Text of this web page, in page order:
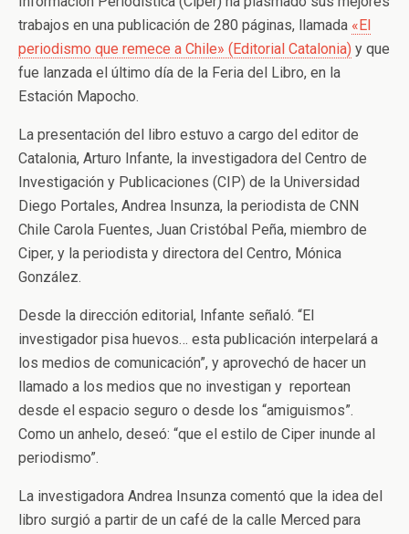
trabajos en una publicación de 280 páginas, llamada «El
periodismo que remece a Chile» (Editorial Catalonia) y que
fue lanzada el último día de la Feria del Libro, en la
Estación Mapocho.
La presentación del libro estuvo a cargo del editor de
Catalonia, Arturo Infante, la investigadora del Centro de
Investigación y Publicaciones (CIP) de la Universidad
Diego Portales, Andrea Insunza, la periodista de CNN
Chile Carola Fuentes, Juan Cristóbal Peña, miembro de
Ciper, y la periodista y directora del Centro, Mónica
González.
Desde la dirección editorial, Infante señaló. “El
investigador pisa huevos… esta publicación interpelará a
los medios de comunicación”, y aprovechó de hacer un
llamado a los medios que no investigan y reportean
desde el espacio seguro o desde los “amiguismos”.
Como un anhelo, deseó: “que el estilo de Ciper inunde al
periodismo”.
La investigadora Andrea Insunza comentó que la idea del
libro surgió a partir de un café de la calle Merced para